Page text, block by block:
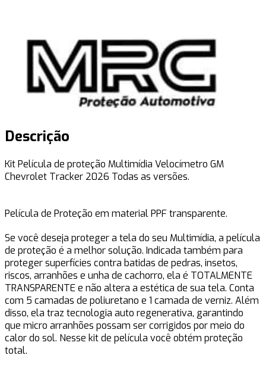
Descrição
Kit Película de proteção Multimídia Velocímetro GM
Chevrolet Tracker 2026 Todas as versões.
Película de Proteção em material PPF transparente.
Se você deseja proteger a tela do seu Multimídia, a película
de proteção é a melhor solução. Indicada também para
proteger superfícies contra batidas de pedras, insetos,
riscos, arranhões e unha de cachorro, ela é TOTALMENTE
TRANSPARENTE e não altera a estética de sua tela. Conta
com 5 camadas de poliuretano e 1 camada de verniz. Além
disso, ela traz tecnologia auto regenerativa, garantindo
que micro arranhões possam ser corrigidos por meio do
calor do sol. Nesse kit de película você obtém proteção
total.